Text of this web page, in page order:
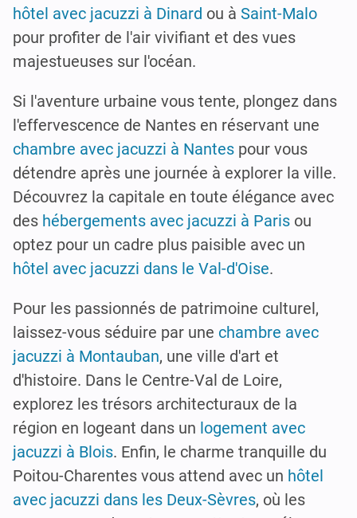
hôtel avec jacuzzi à Dinard ou à Saint-Malo
pour profiter de l'air vivifiant et des vues
majestueuses sur l'océan.
Si l'aventure urbaine vous tente, plongez dans
l'effervescence de Nantes en réservant une
chambre avec jacuzzi à Nantes pour vous
détendre après une journée à explorer la ville.
Découvrez la capitale en toute élégance avec
des hébergements avec jacuzzi à Paris ou
optez pour un cadre plus paisible avec un
hôtel avec jacuzzi dans le Val-d'Oise.
Pour les passionnés de patrimoine culturel,
laissez-vous séduire par une chambre avec
jacuzzi à Montauban, une ville d'art et
d'histoire. Dans le Centre-Val de Loire,
explorez les trésors architecturaux de la
région en logeant dans un logement avec
jacuzzi à Blois. Enfin, le charme tranquille du
Poitou-Charentes vous attend avec un hôtel
avec jacuzzi dans les Deux-Sèvres, où les